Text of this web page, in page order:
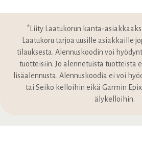
*Liity Laatukorun kanta-
Laatukoru tarjoa uusille asiakkaille
tilauksesta. Alennuskoodin voi
tuotteisiin. Jo alennetuista tuotteista
lisäalennusta. Alennuskoodia ei voi
tai Seiko kelloihin eikä Garmin
älykelloihin.